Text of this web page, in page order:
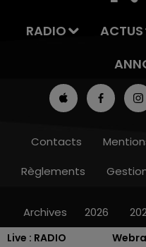
Live : RADIO
RADIO ACTUS
Contacts
Règlements
Archives 2026